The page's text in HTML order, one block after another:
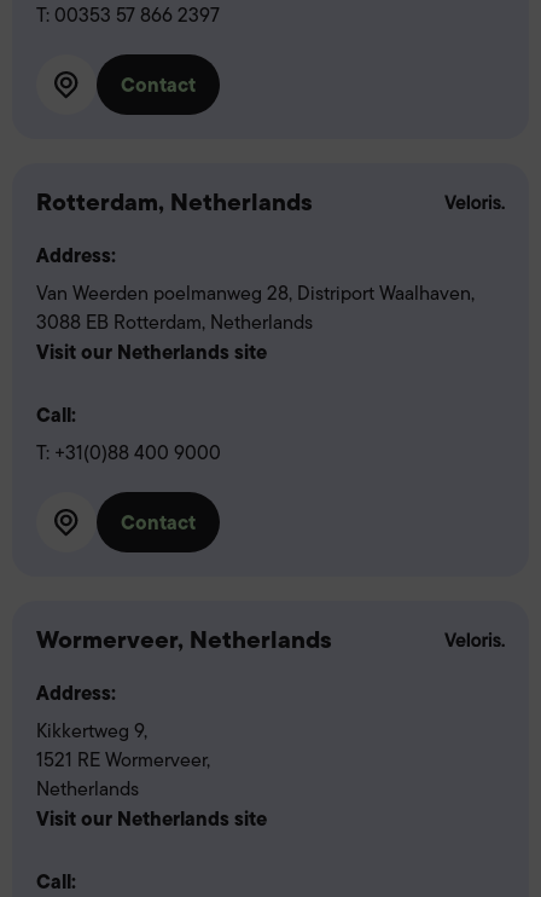
T: 00353 57 866 2397
Contact
Rotterdam, Netherlands
Address:
Van Weerden poelmanweg 28, Distriport Waalhaven,
3088 EB Rotterdam, Netherlands
Visit our Netherlands site
Call:
T: +31(0)88 400 9000
Contact
Wormerveer, Netherlands
Address:
Kikkertweg 9,
1521 RE Wormerveer,
Netherlands
Visit our Netherlands site
Call: